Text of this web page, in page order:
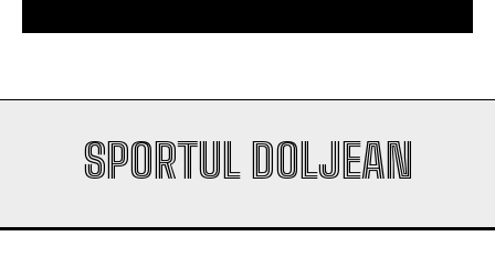
SPORTUL DOLJEAN